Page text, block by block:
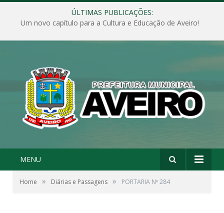
ÚLTIMAS PUBLICAÇÕES:
Um novo capítulo para a Cultura e Educação de Aveiro!
MENU
Home » Diárias e Passagens » PORTARIA Nº 284